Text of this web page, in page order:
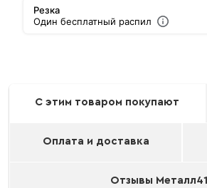
Резка
Один бесплатный распил
С этим товаром покупают
Оплата и доставка
Отзывы Металл41